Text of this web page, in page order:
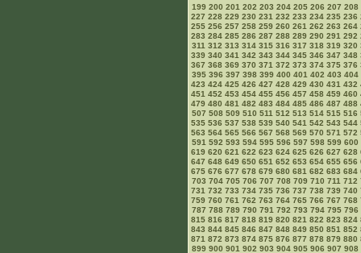
199 200 201 202 203 204 205 206 207 208
227 228 229 230 231 232 233 234 235 236
255 256 257 258 259 260 261 262 263 264
283 284 285 286 287 288 289 290 291 292
311 312 313 314 315 316 317 318 319 320
339 340 341 342 343 344 345 346 347 348
367 368 369 370 371 372 373 374 375 376
395 396 397 398 399 400 401 402 403 404
423 424 425 426 427 428 429 430 431 432
451 452 453 454 455 456 457 458 459 460
479 480 481 482 483 484 485 486 487 488
507 508 509 510 511 512 513 514 515 516
535 536 537 538 539 540 541 542 543 544
563 564 565 566 567 568 569 570 571 572
591 592 593 594 595 596 597 598 599 600
619 620 621 622 623 624 625 626 627 628
647 648 649 650 651 652 653 654 655 656
675 676 677 678 679 680 681 682 683 684
703 704 705 706 707 708 709 710 711 712
731 732 733 734 735 736 737 738 739 740
759 760 761 762 763 764 765 766 767 768
787 788 789 790 791 792 793 794 795 796
815 816 817 818 819 820 821 822 823 824
843 844 845 846 847 848 849 850 851 852
871 872 873 874 875 876 877 878 879 880
899 900 901 902 903 904 905 906 907 908